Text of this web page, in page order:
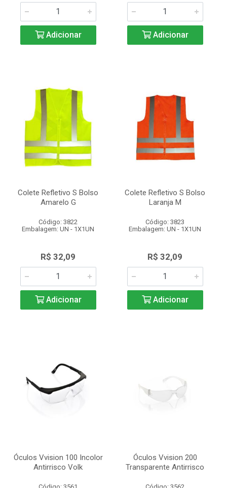
Adicionar Adicionar
Colete Refletivo S Bolso
Amarelo G
Código: 3822
Embalagem: UN - 1X1UN
R$ 32,09
Adicionar
Colete Refletivo S Bolso
Laranja M
Código: 3823
Embalagem: UN - 1X1UN
R$ 32,09
Adicionar
Óculos Vvision 100 Incolor
Antirrisco Volk
Óculos Vvision 200
Transparente Antirrisco